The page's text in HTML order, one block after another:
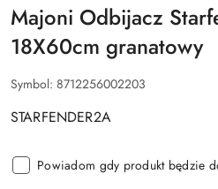
Majoni Odbijacz
18X60cm granatowy
Symbol: 8712256002203
STARFENDER2A
Powiadom gdy produkt będzie